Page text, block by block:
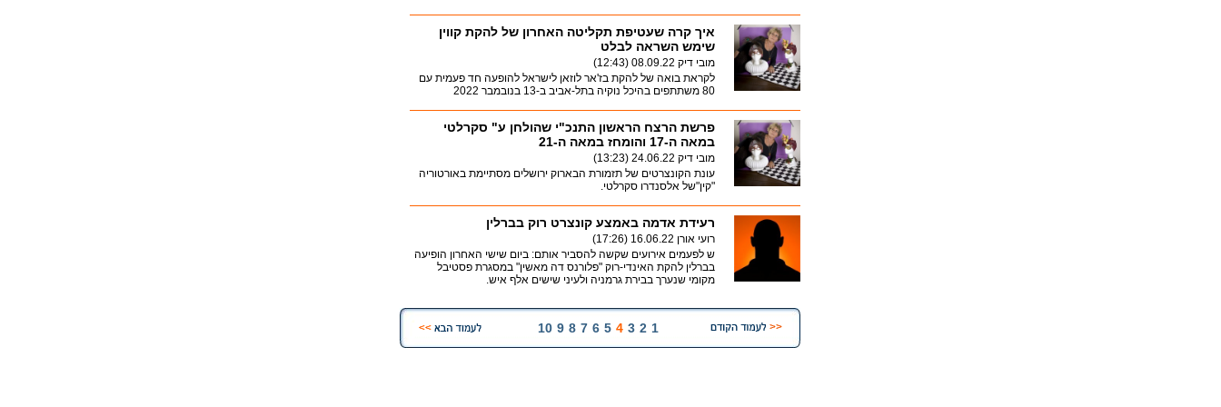
איך קרה שעטיפת תקליטה האחרון של להקת קווין
שימש השראה לבלט
מובי דיק 08.09.22 (12:43)
לקראת בואה של להקת בז'אר לוזאן לישראל להופעה חד פעמית עם
80 משתתפים בהיכל נוקיה בתל-אביב ב-13 בנובמבר 2022
פרשת הרצח הראשון התנכ"י שהולחן ע" סקרלטי
במאה ה-17 והומחז במאה ה-21
מובי דיק 24.06.22 (13:23)
עונת הקונצרטים של תזמורת הבארוק ירושלים מסתיימת באורטוריה
"קין"של אלסנדרו סקרלטי.
רעידת אדמה באמצע קונצרט רוק בברלין
רועי אורן 16.06.22 (17:26)
ש לפעמים אירועים שקשה להסביר אותם: ביום שישי האחרון הופיעה
בברלין להקת האינדי-רוק "פלורנס דה מאשין" במסגרת פסטיבל
מקומי שנערך בבירת גרמניה ולעיני שישים אלף איש.
1
2
3
4
5
6
7
8
9
10